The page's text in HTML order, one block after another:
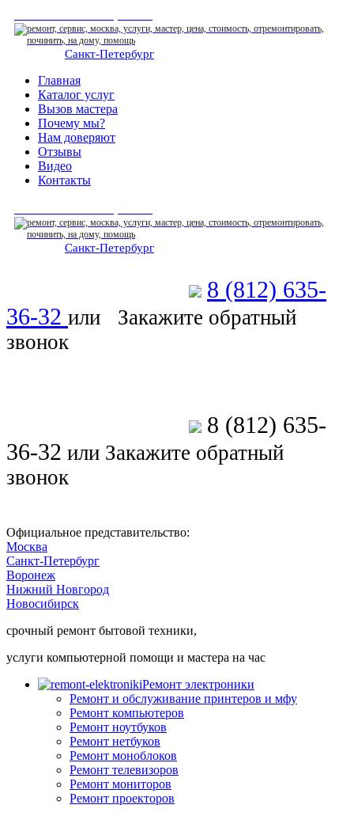
Санкт-Петербург
Главная
Каталог услуг
Вызов мастера
Почему мы?
Нам доверяют
Отзывы
Видео
Контакты
Санкт-Петербург
8 (812) 635-
36-32 или
Закажите обратный
звонок
8 (812) 635-
36-32 или Закажите обратный
звонок
Официальное представительство:
Москва
Санкт-Петербург
Воронеж
Нижний Новгород
Новосибирск
срочный ремонт бытовой техники,
услуги компьютерной помощи и мастера на час
Ремонт электроники
Ремонт и обслуживание принтеров и мфу
Ремонт компьютеров
Ремонт ноутбуков
Ремонт нетбуков
Ремонт моноблоков
Ремонт телевизоров
Ремонт мониторов
Ремонт проекторов